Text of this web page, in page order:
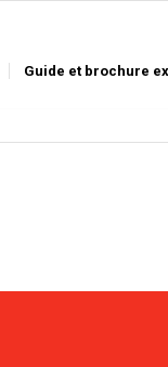
Guide et brochure